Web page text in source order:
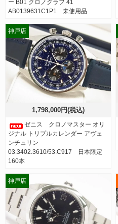
ー B01 クロノグラフ 41
AB0139631C1P1 未使用品
1,798,000円(税込)
ゼニス クロノマスター オリ
ジナル トリプルカレンダー アヴェ
ンチュリン
03.3402.3610/53.C917 日本限定
160本
神戸店
神戸店